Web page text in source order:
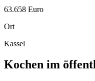
63.658 Euro
Ort
Kassel
Kochen im